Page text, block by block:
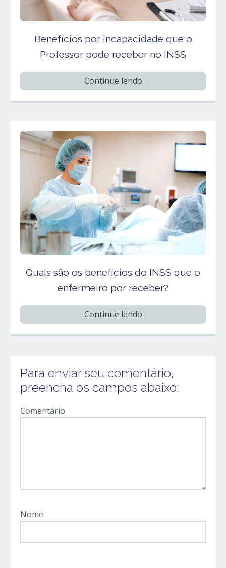
Benefícios por incapacidade que o
Professor pode receber no INSS
Continue lendo
Quais são os benefícios do INSS que o
enfermeiro por receber?
Continue lendo
Para enviar seu comentário,
preencha os campos abaixo:
Comentário
Nome